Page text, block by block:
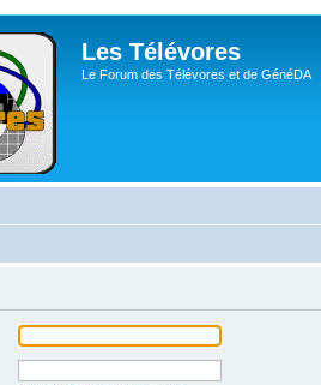
Les Télévores
Le Forum des Télévores et de GénéDA